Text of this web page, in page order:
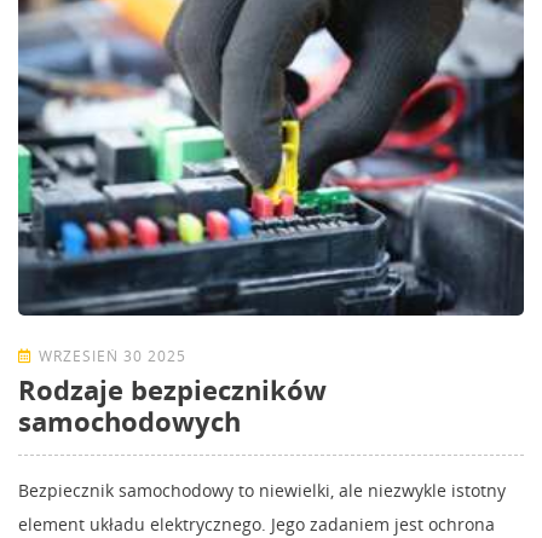
WRZESIEŃ 30 2025
Rodzaje bezpieczników
samochodowych
Bezpiecznik samochodowy to niewielki, ale niezwykle istotny
element układu elektrycznego. Jego zadaniem jest ochrona